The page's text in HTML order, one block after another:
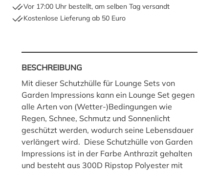
Vor 17:00 Uhr bestellt, am selben Tag versandt
Kostenlose Lieferung ab 50 Euro
BESCHREIBUNG
Mit dieser Schutzhülle für Lounge Sets von
Garden Impressions kann ein Lounge Set gegen
alle Arten von (Wetter-)Bedingungen wie
Regen, Schnee, Schmutz und Sonnenlicht
geschützt werden, wodurch seine Lebensdauer
verlängert wird. Diese Schutzhülle von Garden
Impressions ist in der Farbe Anthrazit gehalten
und besteht aus 300D Ripstop Polyester mit